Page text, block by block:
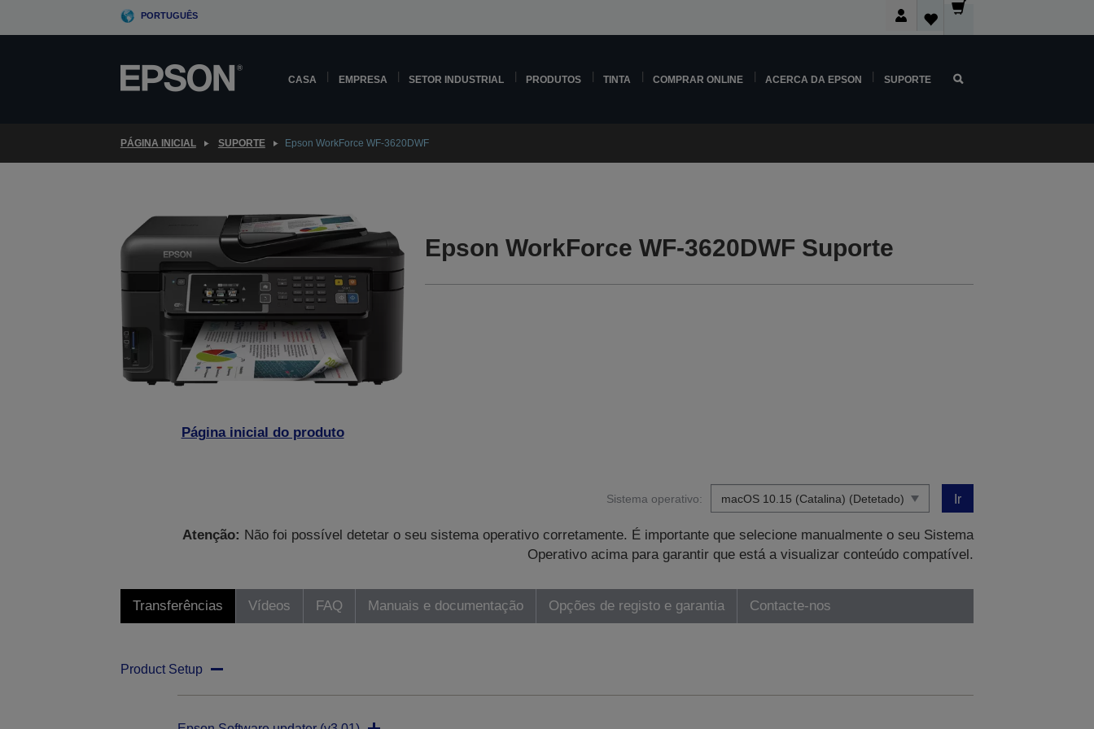
PORTUGUÊS
CASA EMPRESA SETOR INDUSTRIAL PRODUTOS TINTA COMPRAR ONLINE ACERCA DA EPSON SUPORTE
PÁGINA INICIAL SUPORTE Epson WorkForce WF-3620DWF
Página inicial do produto
Epson WorkForce WF-3620DWF Suporte
Sistema operativo: Ir
Atenção: Não foi possível detetar o seu sistema operativo corretamente. É importante que selecione manualmente o seu Sistema
Operativo acima para garantir que está a visualizar conteúdo compatível.
Transferências Vídeos FAQ Manuais e documentação Opções de registo e garantia Contacte-nos
Product Setup